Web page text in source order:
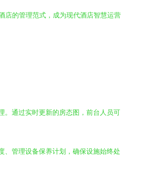
店的管理范式，成为现代酒店智慧运营
。通过实时更新的房态图，前台人员可
、管理设备保养计划，确保设施始终处